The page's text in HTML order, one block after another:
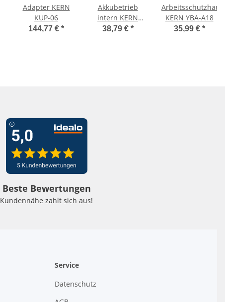
Adapter KERN
KUP-06
144,77 € *
Akkubetrieb
intern KERN
YKR-01
38,79 € *
KERN YBA-A18
35,99 € *
Beste Bewertungen
Kundennähe zahlt sich aus!
Service
Datenschutz